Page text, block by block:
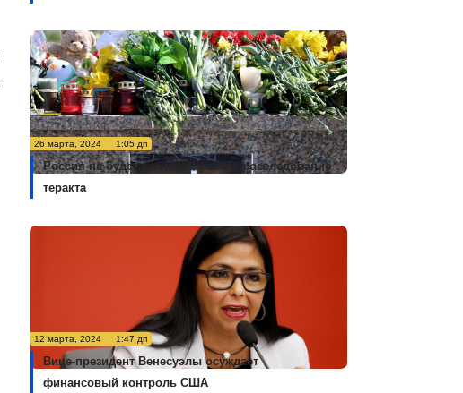
26 марта, 2024 1:05 дп
Россия не будет комментировать расследование
теракта
12 марта, 2024 1:47 дп
Вице-президент Венесуэлы осуждает
финансовый контроль США